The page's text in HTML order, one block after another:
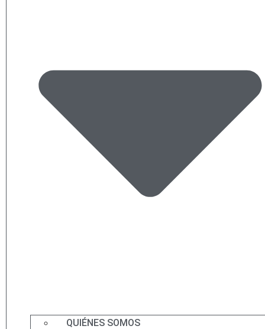
QUIÉNES SOMOS